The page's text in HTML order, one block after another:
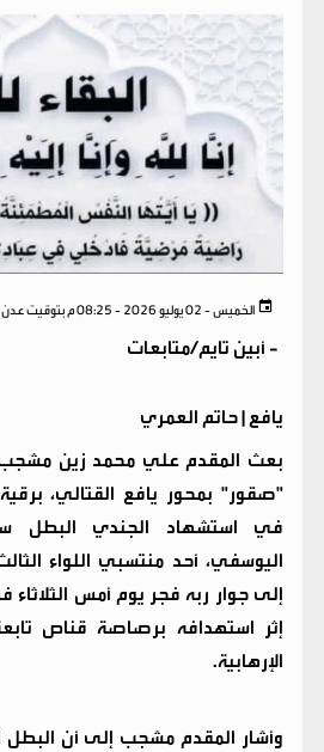
الخميس - 02 يوليو 2026 - 08:25 م بتوقيت عدن
- أبين تايم/متابعات
يافع | حاتم العمري
بعث المقدم علي محمد زين مشجب،
"صقور" بمحور يافع القتالي،
في استشهاد الجندي البطل
اليوسفي، أحد منتسبي اللواء
إلى جوار ربه فجر يوم أمس
إثر استهدافه برصاصة قناص
الإرهابية.
​وأشار المقدم مشجب إلى أن